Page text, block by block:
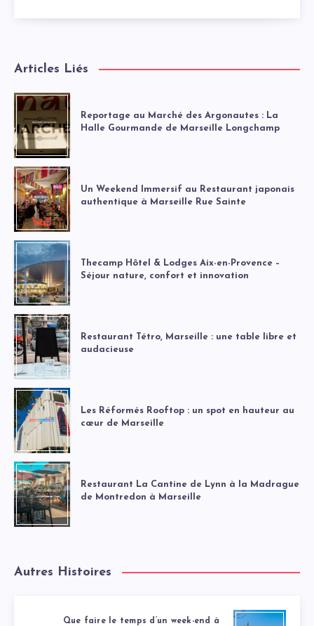
Articles Liés
Reportage au Marché des Argonautes : La
Halle Gourmande de Marseille Longchamp
Un Weekend Immersif au Restaurant japonais
authentique à Marseille Rue Sainte
Thecamp Hôtel & Lodges Aix-en-Provence –
Séjour nature, confort et innovation
Restaurant Tétro, Marseille : une table libre et
audacieuse
Les Réformés Rooftop : un spot en hauteur au
cœur de Marseille
Restaurant La Cantine de Lynn à la Madrague
de Montredon à Marseille
Autres Histoires
Que faire le temps d’un week-end à